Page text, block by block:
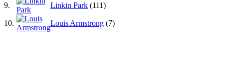
9. Linkin Park (111)
10. Louis Armstrong (7)